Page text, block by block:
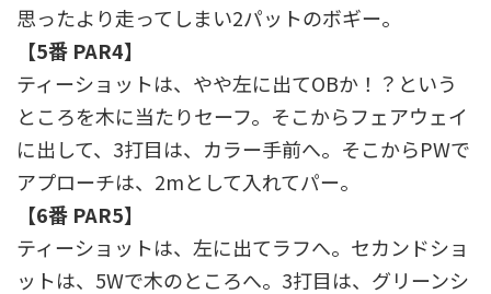
思ったより走ってしまい2パットのボギー。
【5番 PAR4】
ティーショットは、やや左に出てOBか！？という
ところを木に当たりセーフ。そこからフェアウェイ
に出して、3打目は、カラー手前へ。そこからPWで
アプローチは、2mとして入れてパー。
【6番 PAR5】
ティーショットは、左に出てラフへ。セカンドショ
ットは、5Wで木のところへ。3打目は、グリーンシ